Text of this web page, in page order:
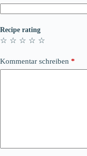
Recipe rating
☆
☆
☆
☆
☆
Kommentar schreiben *